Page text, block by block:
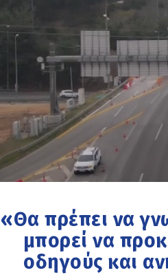
«Θα πρέπει να
μπορεί να
οδηγούς και